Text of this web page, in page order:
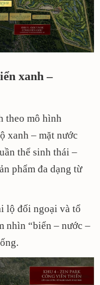
xanh –
theo mô hình
xanh – mặt nước
thể sinh thái –
phẩm đa dạng từ
lộ đối ngoại và tổ
nhìn “biển – nước –